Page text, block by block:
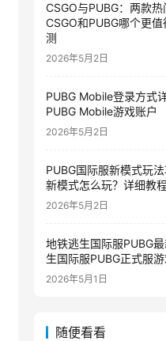
CSGO与PUBG：两款
CSGO和PUBG哪个更
测
2026年5月2日
PUBG Mobile登录方式
PUBG Mobile游戏账户
2026年5月2日
PUBG国际服新模式玩
新模式怎么玩？详细教
2026年5月2日
地铁逃生国际服PUBG
生国际服PUBG正式服
2026年5月1日
随便看看